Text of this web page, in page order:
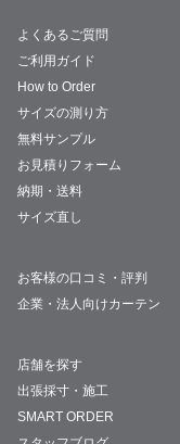
よくあるご質問
ご利用ガイド
How to Order
サイズの測り方
無料サンプル
お見積りフォーム
納期・送料
サイズ直し
お客様の口コミ・評判
企業・法人向けカーテン
店舗を探す
出張採寸・施工
SMART ORDER